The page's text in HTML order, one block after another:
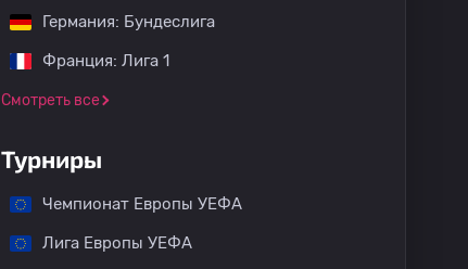
Германия: Бундеслига
Франция: Лига 1
Смотреть все
Турниры
Чемпионат Европы УЕФА
Лига Европы УЕФА